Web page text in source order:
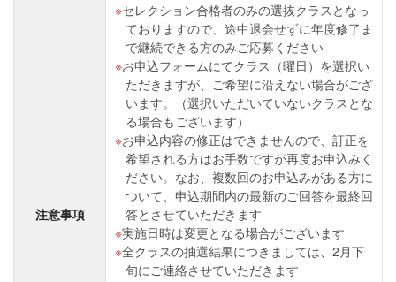
注意事項
セレクション合格者のみの選抜クラスとなっ
ておりますので、途中退会せずに年度修了ま
で継続できる方のみご応募ください
お申込フォームにてクラス（曜日）を選択い
ただきますが、ご希望に沿えない場合がござ
います。（選択いただいていないクラスとな
る場合もございます）
お申込内容の修正はできませんので、訂正を
希望される方はお手数ですが再度お申込みく
ださい。なお、複数回のお申込みがある方に
ついて、申込期間内の最新のご回答を最終回
答とさせていただきます
実施日時は変更となる場合がございます
全クラスの抽選結果につきましては、2月下
旬にご連絡させていただきます